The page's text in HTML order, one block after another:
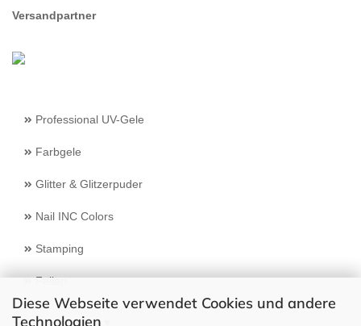
Diese Webseite verwendet Cookies und andere
Technologien
Versandpartner
Professional UV-Gele
Farbgele
Glitter & Glitzerpuder
Nail INC Colors
Stamping
Feilen
Select Language